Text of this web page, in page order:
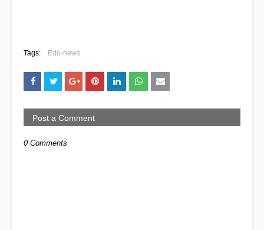
Tags: Edu-news
Post a Comment
0 Comments